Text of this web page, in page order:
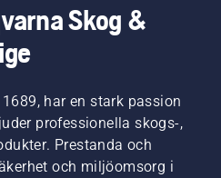
Skog &
har en stark passion
professionella skogs-,
Prestanda och
och miljöomsorg i